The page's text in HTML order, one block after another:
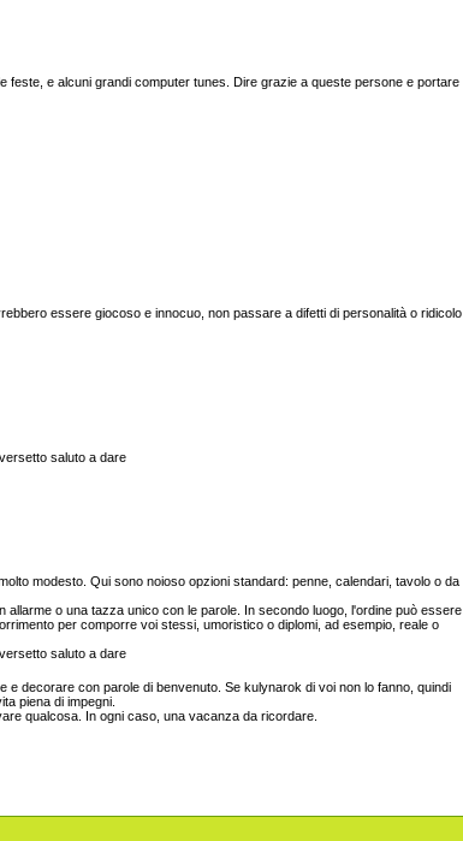
e alcuni grandi computer tunes. Dire grazie a queste persone e portare
essere giocoso e innocuo, non passare a difetti di personalità o ridicolo
modesto. Qui sono noioso opzioni standard: penne, calendari, tavolo o da
o una tazza unico con le parole. In secondo luogo, l'ordine può essere
per comporre voi stessi, umoristico o diplomi, ad esempio, reale o
decorare con parole di benvenuto. Se kulynarok di voi non lo fanno, quindi
piena di impegni.
qualcosa. In ogni caso, una vacanza da ricordare.